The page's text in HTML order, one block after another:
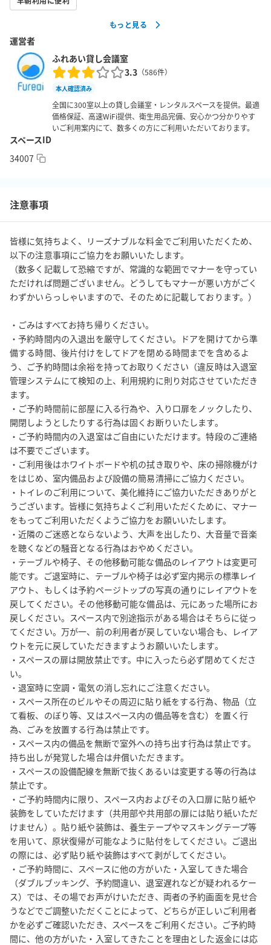
様々な用途でご利用いただけます。
・JR京都線大阪駅北東から徒歩2分！御堂筋線梅田駅3分、阪神大
阪梅田駅徒歩3分、阪急大阪梅田駅4分、JR各線大阪駅5分、四つ
橋線西梅田駅徒歩8分、JR北新地駅徒歩8分、全て地下で繋がって
います！
・
・アルコール類を除き飲食可能です。
・土足でご利用いただけます。
・完全個室ですので、隣の部屋の声が聞こえたり、小声で話さな
いといけないといった制約はありません。
備する時間、後片付けをしてドアを閉める時間までを含めるよ
う、ご予約時間は余裕を持ってお取りください（違反時は入退室
管理システムにて検知の上、利用規約に則り対応させていただき
ます。）・ご予約時間内の入退室はご自由にいただけます。特段
のご連絡は不要でございます。
・ビル内全面禁煙です。
・当スペースのプロジェクター・モニター・WiFiなどの付帯設備
途記載の表示をご確認ください）。なお、無料でご利用いただけ
る付帯設備については、ご利用いただけなかった場合のサポート
やご返金はいたしかねますので、予めご了承ください。
・ごみはすべてお持ち帰りください。（ゴミ出しオプションあり
（有料））
・当スペースは特段のご連絡なく、営利利用および撮影利用いた
だけます。
・予約サイトの操作方法、スペースの予約状況、決済（領収書・
請求書・支払）に関する問い合わせは、直接予約サイトまで問い
合わせください。
https://help.spacee.jp/hc/ja/requests/new?
ticket_form_id=360001931973
・予約変更については、ご予約日時が元より後となる場合、ご予
約時間が元より短くなる場合、又はご利用料金が元より少額とな
る場合は、お受けいたしかねます。
・消防設備点検をはじめ、防災ベルの鳴動や、スタッフ・管理
者・業者等の立ち入りがある可能性がありますので、予めご了承
ください。
・ご利用いただいた方向けに、当グループからのご案内をお送り
することがあります（送信拒否設定も可能です）。
【必ずご確認いただきたい事項】
・予約後に届くメール内の■■■必ずご確認ください■■■を必ずご覧
ください。その欄に記載のリンク先に、入室方法、道順等すべて
記載があります。
（同席される方にここに記載のリンクを展開いただけると、迷わ
ず現地に到着できます。場所が分かりにくい、という方のほとん
どはご覧いただいていないようです。）
【同運営者管理スペースのご紹介】
弊社グループでは、主に都心に以下の会議室を展開しておりま
す。駅から徒歩２分圏内の立地を中心に、圧倒的な安さと利便性
を実現していますので、是非ご利用くださいませ。
https://www.spacee.jp/listings/provider/1928
https://www.spacee.jp/listings/provider/2720
https://www.spacee.jp/listings/provider/5634
【お願い】
低価格のサービスを実現するために、完全無人運営を行ってお
り、問い合わせにも原則メッセージで対応させていただいており
ます。その点ご理解・ご了承ください。
もっと見る
運営者
ふれあい貸し会議室
3.3 （586件）
本人確認済み
全国に300室以上の貸し会議室・レンタルスペースを提供。最適
価格保証、高速WiFi提供、衛生用品完備、安心かつ分かりやす
いご利用案内にて、数多くの方にご利用いただいております。
スペースID
34007
注意事項
皆様に気持ちよく、リーズナブルな料金でご利用いただくため、
以下の注意事項にご協力をお願いいたします。
（数多く記載して恐縮ですが、常識的な範囲でマナーを守ってい
ただければ問題ございません。どうしてもマナーが悪い方がごく
わずかいらっしゃいますので、そのために記載しております。）
・ごみはすべてお持ち帰りください。
・予約時間内の入退出を厳守してください。ドアを開けてから準
備する時間、後片付けをしてドアを閉める時間までを含めるよ
う、ご予約時間は余裕を持ってお取りください（違反時は入退室
管理システムにて検知の上、利用規約に則り対応させていただき
ます。
・ご予約時間前に部屋に入る行為や、入り口扉をノックしたり、
開閉しようとしたりする行為は固くお断りいたします。
・ご予約時間内の入退室はご自由にいただけます。特段のご連絡
は不要でございます。
・ご利用後はホワイトボードや机の拭き取りや、床の掃除機がけ
をはじめ、室内備品および設備の簡易清掃にご協力ください。
・トイレのご利用について、美化維持にご協力いただきありがと
うございます。皆様に気持ちよくご利用いただくために、マナー
をもってご利用いただくようご協力をお願いいたします。
・近隣のご迷惑とならないよう、大声を出したり、大音量で音楽
を聴くなどの騒音となる行為はおやめください。
・テーブルや椅子、その他移動可能な備品のレイアウトは変更可
能です。ご退室時に、テーブルや椅子は必ず室内掲示の標準レイ
アウト、もしくは予約ページトップの写真の通りにレイアウトを
戻してください。その他移動可能な備品は、元にあった場所にお
戻しください。スペース内で別途指示がある場合はそちらに従っ
てください。万が一、前の利用者が戻していない場合も、レイア
ウトを元に戻していただきますようお願いいたします。
・スペースの扉は開放禁止です。中に入ったら必ず閉めてくださ
い。
・退室時に空調・電気の消し忘れにご注意ください。
・スペース所在のビルやその周辺に貼り紙をする行為、物品（立
て看板、のぼり等、又はスペース内の備品等を含む）を置く行
為、ごみを放置する行為は禁止です。
・スペース内の備品を無断で室外への持ち出す行為は禁止です。
持ち出しが発覚した場合は弁償いただきます。
・スペースの設備配線を無断で抜くあるいは変更する等の行為は
禁止です。
・ご予約時間内に限り、スペース内およびその入口扉に貼り紙や
装飾をしていただけます（共用部や共用部の扉には貼り紙いただ
けません）。貼り紙や装飾は、養生テープやマスキングテープ等
を用いて、原状復帰が可能なように貼付をしてください。ご退出
の際には、必ず貼り紙や装飾はすべて剥がしてください。
・ご予約時間に、スペースに他の方がいた・入室してきた場合
（ダブルブッキング、予約間違い、退室遅れなどが疑われるケー
ス）では、その場でお声がけいただき、両者の予約画面を見せ合
うなどでご調整いただくことによって、どちらが正しいご利用者
かを必ずご確認いただき、スペースをご利用ください。ご予約時
間に、他の方がいた・入室してきたことを理由とした返金には応